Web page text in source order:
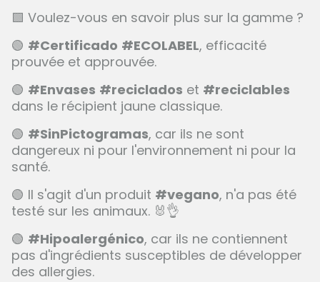
🟩 Voulez-vous en savoir plus sur la gamme ?
🟢 #Certificado #ECOLABEL, efficacité
prouvée et approuvée.
🟢 #Envases #reciclados et #reciclables
dans le récipient jaune classique.
🟢 #SinPictogramas, car ils ne sont
dangereux ni pour l'environnement ni pour la
santé.
🟢 Il s'agit d'un produit #vegano, n'a pas été
testé sur les animaux. 🐰👌
🟢 #Hipoalergénico, car ils ne contiennent
pas d'ingrédients susceptibles de développer
des allergies.